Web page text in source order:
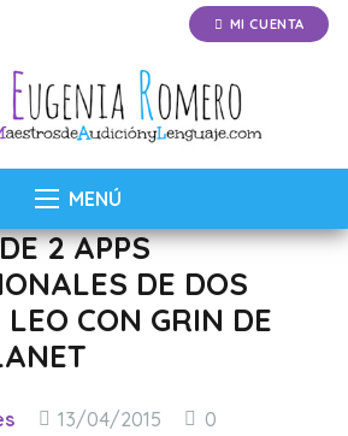
MI CUENTA
MENÚ
2 APPS
DE DOS
CON GRIN DE
13/04/2015
0